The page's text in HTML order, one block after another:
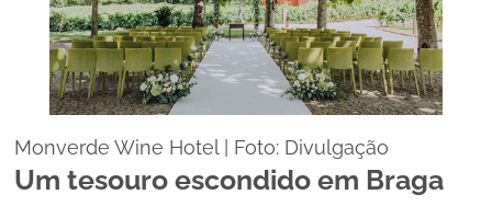
Monverde Wine Hotel | Foto: Divulgação
Um tesouro escondido em Braga